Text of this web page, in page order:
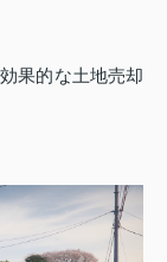
果的な土地売却